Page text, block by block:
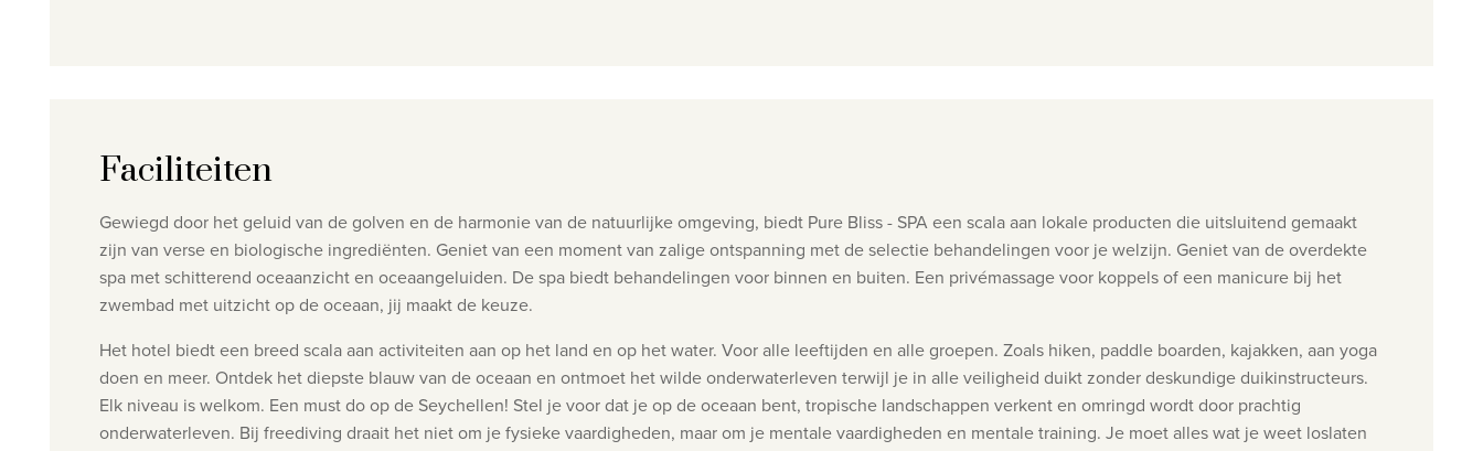
Faciliteiten
Gewiegd door het geluid van de golven en de harmonie van de natuurlijke omgeving, biedt Pure Bliss - SPA een scala aan lokale producten die uitsluitend gemaakt
zijn van verse en biologische ingrediënten. Geniet van een moment van zalige ontspanning met de selectie behandelingen voor je welzijn. Geniet van de overdekte
spa met schitterend oceaanzicht en oceaangeluiden. De spa biedt behandelingen voor binnen en buiten. Een privémassage voor koppels of een manicure bij het
zwembad met uitzicht op de oceaan, jij maakt de keuze.
Het hotel biedt een breed scala aan activiteiten aan op het land en op het water. Voor alle leeftijden en alle groepen. Zoals hiken, paddle boarden, kajakken, aan yoga
doen en meer. Ontdek het diepste blauw van de oceaan en ontmoet het wilde onderwaterleven terwijl je in alle veiligheid duikt zonder deskundige duikinstructeurs.
Elk niveau is welkom. Een must do op de Seychellen! Stel je voor dat je op de oceaan bent, tropische landschappen verkent en omringd wordt door prachtig
onderwaterleven. Bij freediving draait het niet om je fysieke vaardigheden, maar om je mentale vaardigheden en mentale training. Je moet alles wat je weet loslaten